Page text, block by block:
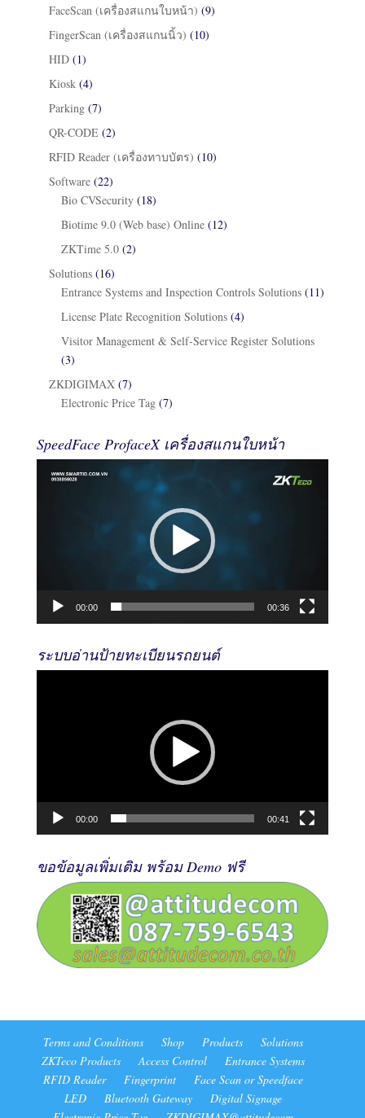
FaceScan (เครื่องสแกนใบหน้า) (9)
FingerScan (เครื่องสแกนนิ้ว) (10)
HID (1)
Kiosk (4)
Parking (7)
QR-CODE (2)
RFID Reader (เครื่องทาบบัตร) (10)
Software (22)
Bio CVSecurity (18)
Biotime 9.0 (Web base) Online (12)
ZKTime 5.0 (2)
Solutions (16)
Entrance Systems and Inspection Controls Solutions (11)
License Plate Recognition Solutions (4)
Visitor Management & Self-Service Register Solutions
(3)
ZKDIGIMAX (7)
Electronic Price Tag (7)
SpeedFace ProfaceX เครื่องสแกนใบหน้า
Player
00:00 00:36
ระบบอ่านป้ายทะเบียนรถยนต์
00:00 00:41
ขอข้อมูลเพิ่มเติม พร้อม Demo ฟรี
Terms and Conditions Shop Products
Solutions
ZKTeco Products
Access Control
Entrance Systems
RFID Reader
Fingerprint
Face Scan or Speedface
LED
Bluetooth Gateway
Digital Signage